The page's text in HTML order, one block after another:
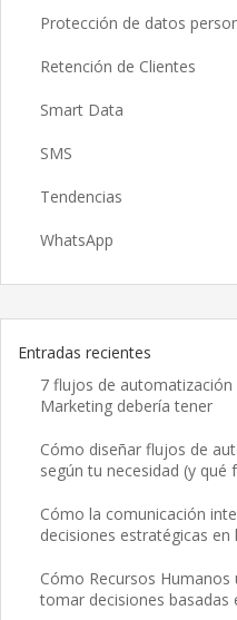
Protección de datos
Retención de Clientes
Smart Data
SMS
Tendencias
WhatsApp
Entradas recientes
7 flujos de
Marketing debería tener
Cómo diseñar flujos de
según tu necesidad (y qué
Cómo la comunicación
decisiones estratégicas en
Cómo Recursos Humanos
tomar decisiones basadas